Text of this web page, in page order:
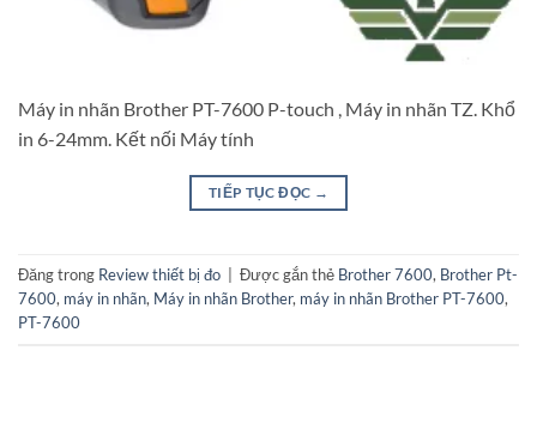
Máy in nhãn Brother PT-7600 P-touch , Máy in nhãn TZ. Khổ
in 6-24mm. Kết nối Máy tính
TIẾP TỤC ĐỌC →
Đăng trong Review thiết bị đo Được gắn thẻ Brother 7600, Brother Pt-
7600, máy in nhãn, Máy in nhãn Brother, máy in nhãn Brother PT-7600,
PT-7600